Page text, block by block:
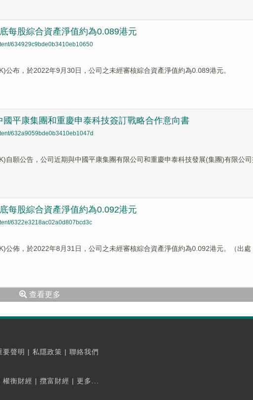
每股綜合資產淨值約為0.089港元
634929c9bde0b3410eb10650
公布，於2022年9月30日，公司之未經審核綜合資產淨值約為0.089港元。
平康集團和重慶申泰科技簽訂戰略合作意向書
632a9059bde0b3410eb1047d
自願公告，公司近期與中國平康集團有限公司和重慶申泰科技發展(集團)有限公
每股綜合資產淨值約為0.092港元
6322e3218ac02a0d807bcd3c
公佈，於2022年8月31日，公司之未經審核綜合資產淨值約為0.092港元。（出處
查看更多
要聲明 | 私隱政策 | 聯絡我們
權衡財經 | 攬富財經 | 更多...